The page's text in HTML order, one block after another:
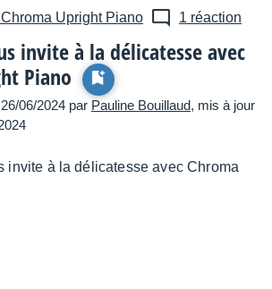
Chroma Upright Piano 1 réaction
invite à la délicatesse avec
Piano
06/2024 par Pauline Bouillaud, mis à jour